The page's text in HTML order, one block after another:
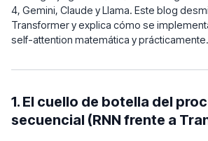
4, Gemini, Claude y Llama. Este blog
Transformer y explica cómo se
self-attention matemática y prácticamente.
1. El cuello de botella del
secuencial (RNN frente a